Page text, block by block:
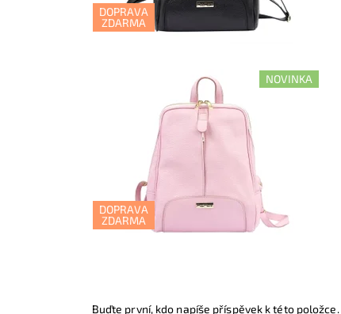
DOPRAVA
ZDARMA
NOVINKA
DOPRAVA
ZDARMA
Buďte první, kdo napíše příspěvek k této položce.